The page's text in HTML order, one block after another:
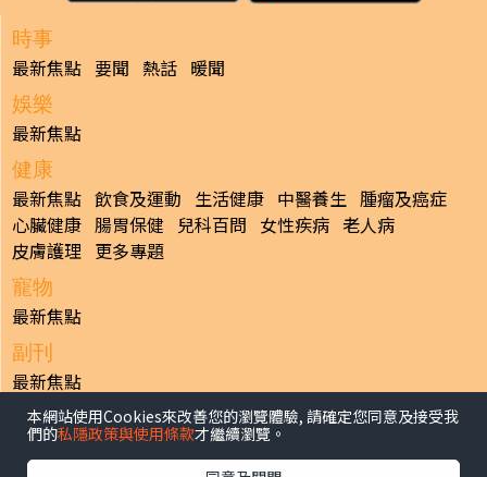
時事
最新焦點 要聞 熱話 暖聞
娛樂
最新焦點
健康
最新焦點 飲食及運動 生活健康 中醫養生 腫瘤及癌症
心臟健康 腸胃保健 兒科百問 女性疾病 老人病
皮膚護理 更多專題
寵物
最新焦點
副刊
最新焦點
日報
揭頁版 港聞 財經/地產 中國/國際
本網站使用Cookies來改善您的瀏覽體驗, 請確定您同意及接受我
們的私隱政策與使用條款才繼續瀏覽。